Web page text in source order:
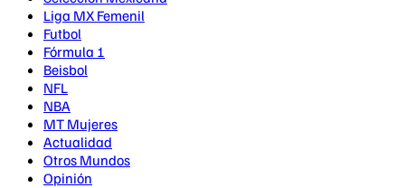
Liga MX Femenil
Futbol
Fórmula 1
Beisbol
NFL
NBA
MT Mujeres
Actualidad
Otros Mundos
Opinión